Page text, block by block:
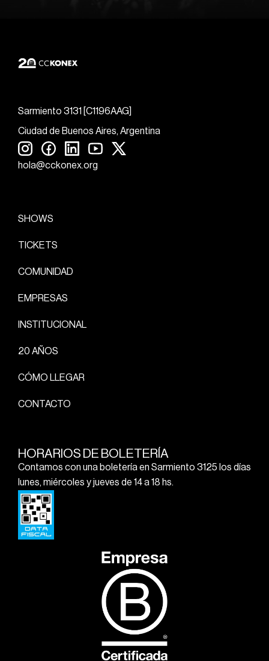
Sarmiento 3131 [C1196AAG]
Ciudad de Buenos Aires, Argentina
hola@cckonex.org
SHOWS
TICKETS
COMUNIDAD
EMPRESAS
INSTITUCIONAL
20 AÑOS
CÓMO LLEGAR
CONTACTO
HORARIOS DE BOLETERÍA
Contamos con una boletería en Sarmiento 3125 los días
lunes, miércoles y jueves de 14 a 18 hs.